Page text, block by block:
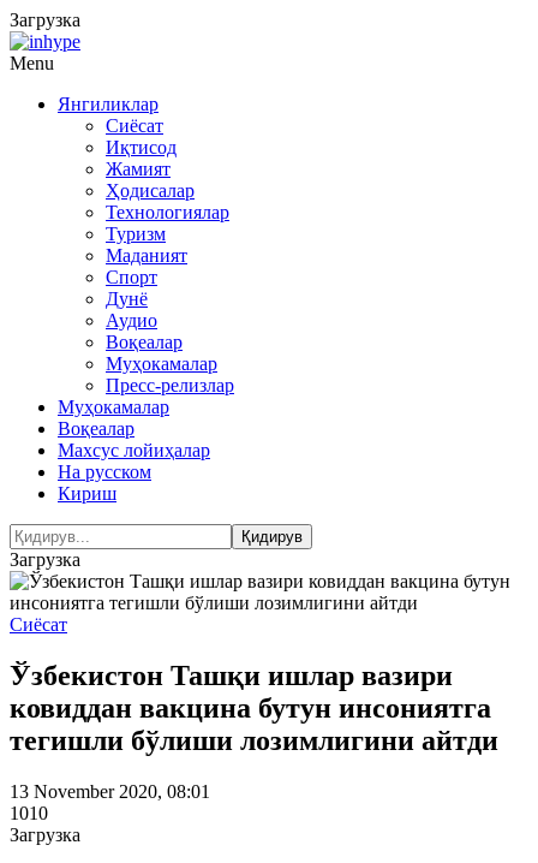
Загрузка
Menu
Янгиликлар
Сиёсат
Иқтисод
Жамият
Ҳодисалар
Технологиялар
Туризм
Маданият
Спорт
Дунё
Аудио
Воқеалар
Муҳокамалар
Пресс-релизлар
Муҳокамалар
Воқеалар
Махсус лойиҳалар
На русском
Кириш
Загрузка
Сиёсат
Ўзбекистон Ташқи ишлар вазири
ковиддан вакцина бутун инсониятга
тегишли бўлиши лозимлигини айтди
13 November 2020, 08:01
1010
Загрузка